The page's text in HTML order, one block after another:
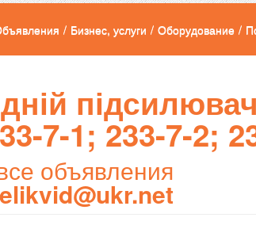
/ Бизнес, услуги / Оборудование /
7-1; 233-7-2;
объявления